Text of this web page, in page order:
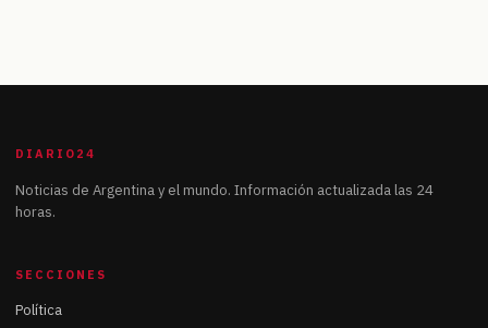
DIARIO24
Noticias de Argentina y el mundo. Información actualizada las 24
horas.
SECCIONES
Política